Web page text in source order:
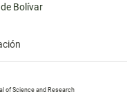
Bolívar
of Science and Research